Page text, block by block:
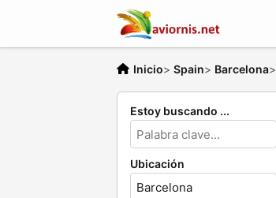
Inicio> Spain> Barcelona>
Estoy buscando ...
Ubicación